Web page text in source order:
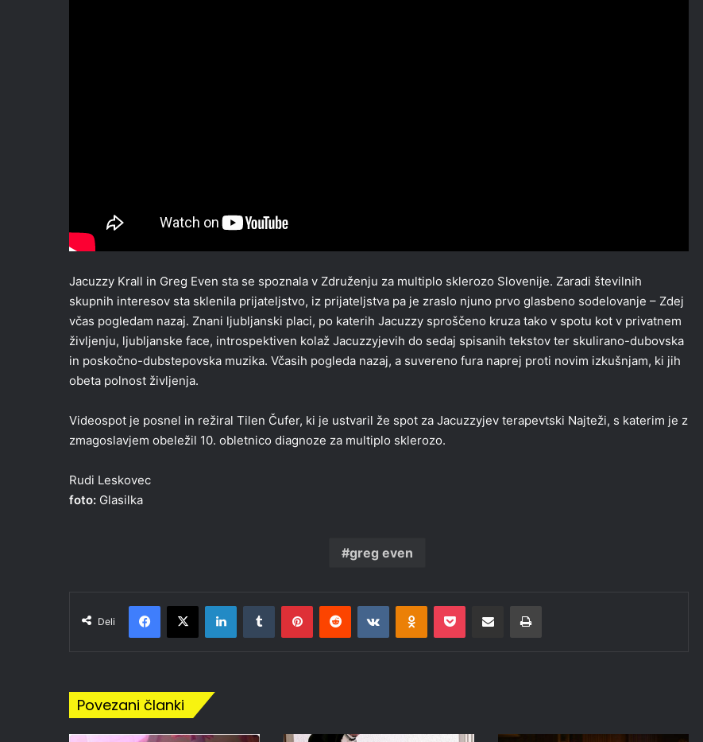
Jacuzzy Krall in Greg Even sta se spoznala v Združenju za multiplo sklerozo Slovenije. Zaradi številnih
skupnih interesov sta sklenila prijateljstvo, iz prijateljstva pa je zraslo njuno prvo glasbeno sodelovanje – Zdej
včas pogledam nazaj. Znani ljubljanski placi, po katerih Jacuzzy sproščeno kruza tako v spotu kot v privatnem
življenju, ljubljanske face, introspektiven kolaž Jacuzzyjevih do sedaj spisanih tekstov ter skulirano-dubovska
in poskočno-dubstepovska muzika. Včasih pogleda nazaj, a suvereno fura naprej proti novim izkušnjam, ki jih
obeta polnost življenja.
Videospot je posnel in režiral Tilen Čufer, ki je ustvaril že spot za Jacuzzyjev terapevtski Najteži, s katerim je z
zmagoslavjem obeležil 10. obletnico diagnoze za multiplo sklerozo.
Rudi Leskovec
foto: Glasilka
greg even
Deli
Facebook
X LinkedInTumblr PinterestReddit VKontakteOdnoklassniki
Pocket Deli po epošti Natisni
Povezani članki